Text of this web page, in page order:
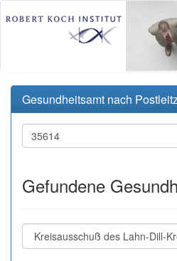
Gesundheitsamt nach
Gefundene